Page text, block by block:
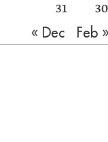
30
31
« Dec
Feb »